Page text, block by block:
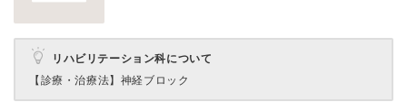
リハビリテーション科について
【診療・治療法】 神経ブロック